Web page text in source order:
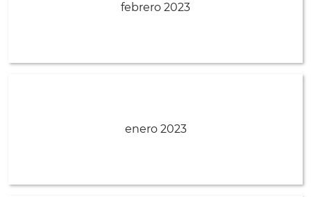
febrero 2023
enero 2023